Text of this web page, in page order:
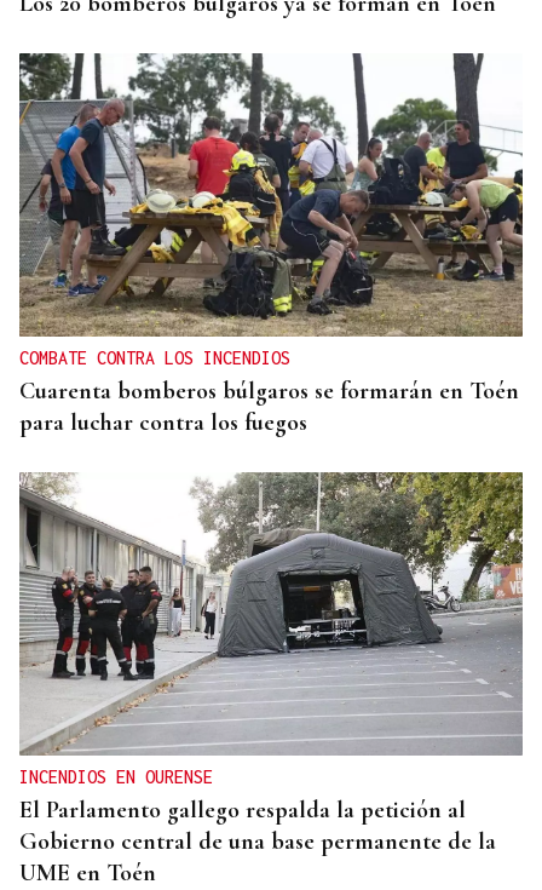
COMBATE CONTRA LOS INCENDIOS
Cuarenta bomberos búlgaros se formarán en Toén
para luchar contra los fuegos
INCENDIOS EN OURENSE
El Parlamento gallego respalda la petición al
Gobierno central de una base permanente de la
UME en Toén